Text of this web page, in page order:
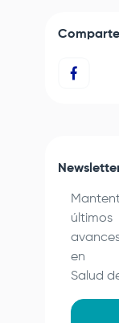
Comparte
últimos
en
Salud